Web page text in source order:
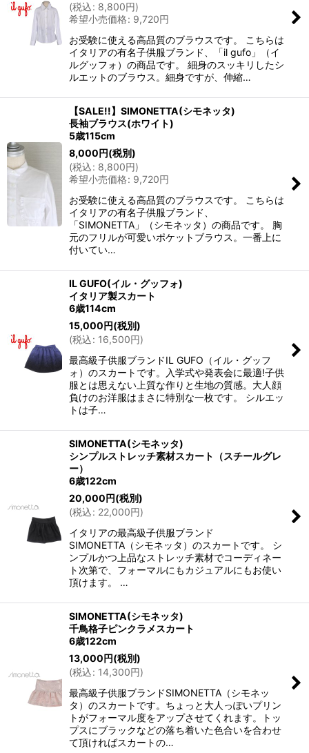
(税込: 8,800円)
希望小売価格: 9,720円
お受験に使える高品質のブラウスです。 こちらは
イタリアの有名子供服ブランド、「il gufo」（イ
ルグッフォ）の商品です。 細身のスッキリしたシ
ルエットのブラウス。細身ですが、伸縮…
【SALE!!】SIMONETTA(シモネッタ)
長袖ブラウス(ホワイト)
5歳115cm
8,000円(税別)
(税込: 8,800円)
希望小売価格: 9,720円
お受験に使える高品質のブラウスです。 こちらは
イタリアの有名子供服ブランド、
「SIMONETTA」（シモネッタ）の商品です。 胸
元のフリルが可愛いポケットブラウス。一番上に
付いてい…
IL GUFO(イル・グッフォ)
イタリア製スカート
6歳114cm
15,000円(税別)
(税込: 16,500円)
最高級子供服ブランドIL GUFO（イル・グッフ
ォ）のスカートです。入学式や発表会に最適!子供
服とは思えない上質な作りと生地の質感。大人顔
負けのお洋服はまさに特別な一枚です。 シルエッ
トは子…
SIMONETTA(シモネッタ)
シンプルストレッチ素材スカート（スチールグレ
ー）
6歳122cm
20,000円(税別)
(税込: 22,000円)
イタリアの最高級子供服ブランド
SIMONETTA（シモネッタ）のスカートです。 シ
ンプルかつ上品なストレッチ素材でコーディネー
ト次第で、フォーマルにもカジュアルにもお使い
頂けます。 …
SIMONETTA(シモネッタ)
千鳥格子ピンクラメスカート
6歳122cm
13,000円(税別)
(税込: 14,300円)
最高級子供服ブランドSIMONETTA（シモネッ
タ）のスカートです。ちょっと大人っぽいプリン
トがフォーマル度をアップさせてくれます。トッ
プスにブラックなどの落ち着いた色合いを合わせ
て頂ければスカートの…